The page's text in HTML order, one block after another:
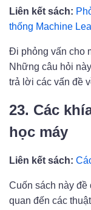
Liên kết sách:
thống Machine
Đi phỏng vấn cho
Những câu hỏi
trả lời các vấn đề
23. Các
học máy
Liên kết sách:
Cuốn sách này đề
quan đến các